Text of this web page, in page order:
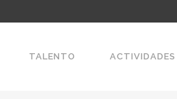
TALENTO ACTIVIDADES